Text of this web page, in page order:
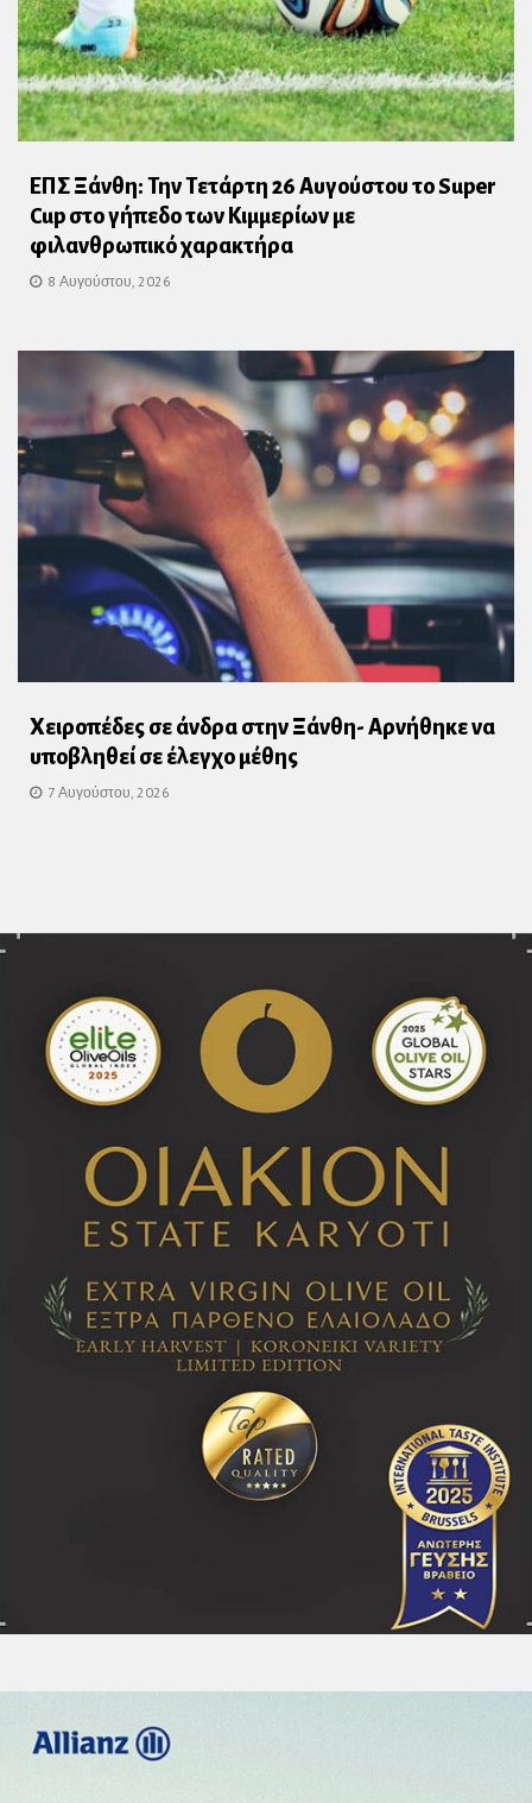
ΕΠΣ Ξάνθη: Την Τετάρτη 26 Αυγούστου το Super
Cup στο γήπεδο των Κιμμερίων με
φιλανθρωπικό χαρακτήρα
8 Αυγούστου, 2026
Χειροπέδες σε άνδρα στην Ξάνθη- Αρνήθηκε να
υποβληθεί σε έλεγχο μέθης
7 Αυγούστου, 2026